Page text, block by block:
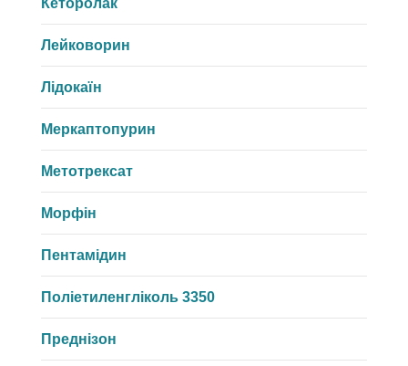
Кеторолак
Лейковорин
Лідокаїн
Меркаптопурин
Метотрексат
Морфін
Пентамідин
Поліетиленгліколь 3350
Преднізон